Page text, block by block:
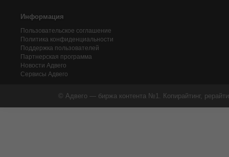
Информация
Пользовательское соглашение
Политика конфиденциальности
Поддержка пользователей
Партнерская программа
Новости Адвего
Сервисы Адвего
© Адвего — биржа контента №1. Копирайтинг,